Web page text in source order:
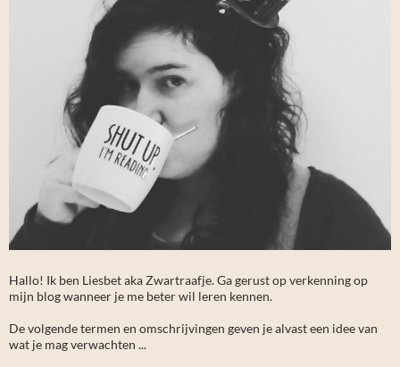
Hallo! Ik ben Liesbet aka Zwartraafje. Ga gerust op verkenning op
mijn blog wanneer je me beter wil leren kennen.
De volgende termen en omschrijvingen geven je alvast een idee van
wat je mag verwachten ...